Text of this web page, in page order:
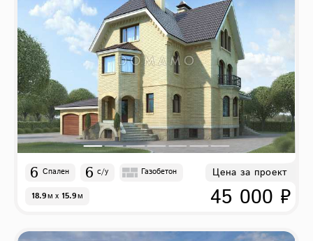
6 Спален 6 с/у Газобетон
18.9м x 15.9м
Цена за проект
45 000 ₽